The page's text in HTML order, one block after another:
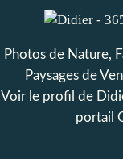
Photos de Nature,
Paysages de
Voir le profil de
portail